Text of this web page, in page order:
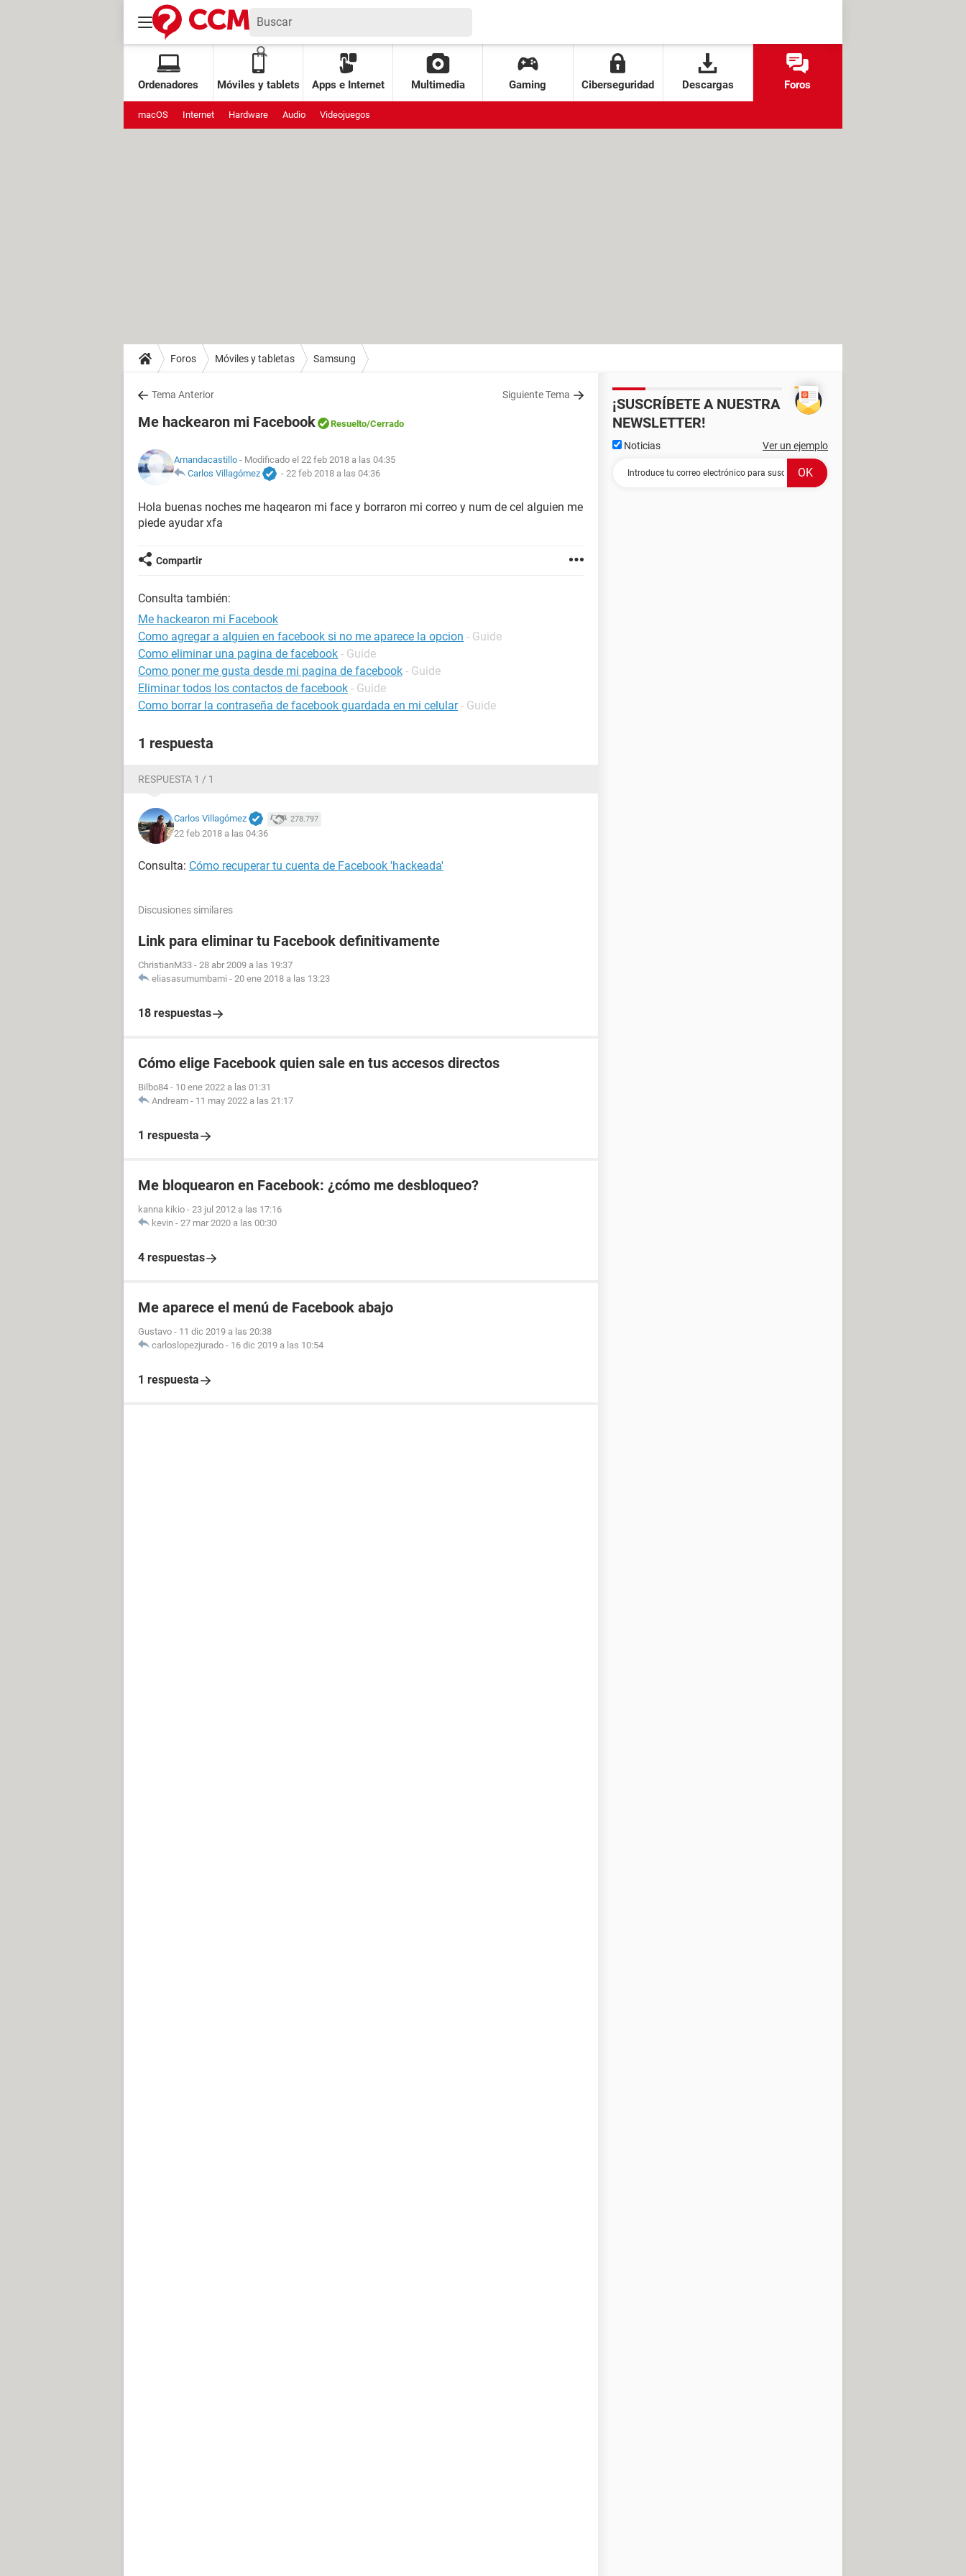
Ordenadores Móviles y tablets Apps e Internet Multimedia Gaming Ciberseguridad Descargas Foros
macOS Internet Hardware Audio Videojuegos
Foros Móviles y tabletas Samsung
Tema Anterior Siguiente Tema
Me hackearon mi Facebook Resuelto/Cerrado
Amandacastillo - Modificado el 22 feb 2018 a las 04:35
Carlos Villagómez
- 22 feb 2018 a las 04:36
Hola buenas noches me haqearon mi face y borraron mi correo y num de cel alguien me
piede ayudar xfa
Compartir
Consulta también:
Me hackearon mi Facebook
Como agregar a alguien en facebook si no me aparece la opcion - Guide
Como eliminar una pagina de facebook - Guide
Como poner me gusta desde mi pagina de facebook - Guide
Eliminar todos los contactos de facebook - Guide
Como borrar la contraseña de facebook guardada en mi celular - Guide
1 respuesta
RESPUESTA 1 / 1
Carlos Villagómez 278.797
22 feb 2018 a las 04:36
Consulta: Cómo recuperar tu cuenta de Facebook 'hackeada'
Discusiones similares
Link para eliminar tu Facebook definitivamente
ChristianM33 - 28 abr 2009 a las 19:37
eliasasumumbami - 20 ene 2018 a las 13:23
18 respuestas
Cómo elige Facebook quien sale en tus accesos directos
Bilbo84 - 10 ene 2022 a las 01:31
Andream - 11 may 2022 a las 21:17
1 respuesta
Me bloquearon en Facebook: ¿cómo me desbloqueo?
kanna kikio - 23 jul 2012 a las 17:16
kevin - 27 mar 2020 a las 00:30
4 respuestas
Me aparece el menú de Facebook abajo
Gustavo - 11 dic 2019 a las 20:38
carloslopezjurado - 16 dic 2019 a las 10:54
1 respuesta
¡SUSCRÍBETE A NUESTRA
NEWSLETTER!
Noticias Ver un ejemplo